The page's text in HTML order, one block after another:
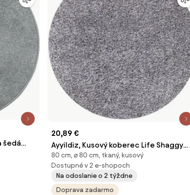
šedá
20,89 €
Ayyildiz, Kusový koberec Life Shaggy
1500 light grey kruh, 80x80 (priemer)
kruh, šedá, obývacia izba
80 cm, ⌀ 80 cm, tkaný, kusový
Dostupné v 2 e-shopoch
Na odoslanie o 2 týždne
Doprava zadarmo